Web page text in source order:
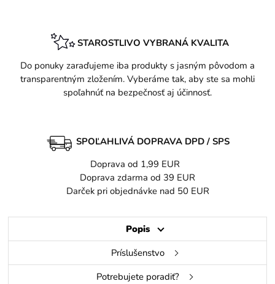
STAROSTLIVO VYBRANÁ KVALITA
Do ponuky zaraďujeme iba produkty s jasným pôvodom a
transparentným zložením. Vyberáme tak, aby ste sa mohli
spoľahnúť na bezpečnosť aj účinnosť.
SPOĽAHLIVÁ DOPRAVA DPD / SPS
Doprava od 1,99 EUR
Doprava zdarma od 39 EUR
Darček pri objednávke nad 50 EUR
Popis
Príslušenstvo
Potrebujete poradiť?